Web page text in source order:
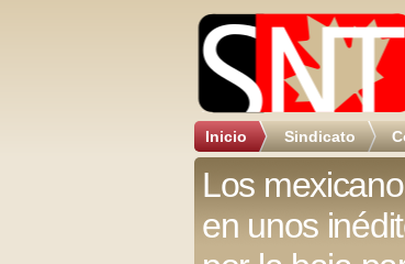
Inicio Sindicato
Los
en unos